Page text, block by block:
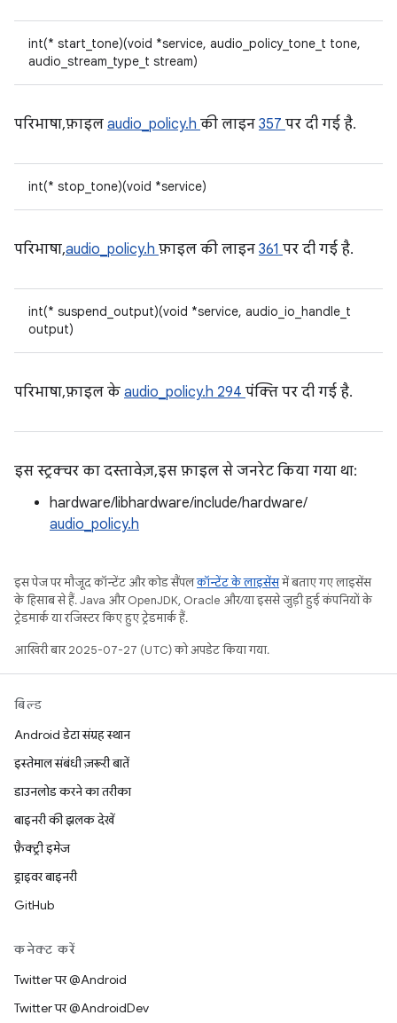
int(* start_tone)(void *service, audio_policy_tone_t tone,
audio_stream_type_t stream)
परिभाषा, फ़ाइल audio_policy.h की लाइन 357 पर दी गई है.
int(* stop_tone)(void *service)
परिभाषा,audio_policy.h फ़ाइल की लाइन 361 पर दी गई है.
int(* suspend_output)(void *service, audio_io_handle_t
output)
परिभाषा, फ़ाइल के audio_policy.h 294 पंक्ति पर दी गई है.
इस स्ट्रक्चर का दस्तावेज़, इस फ़ाइल से जनरेट किया गया था:
hardware/libhardware/include/hardware/
audio_policy.h
इस पेज पर मौजूद कॉन्टेंट और कोड सैंपलकॉन्टेंट के लाइसेंसमें बताए गए लाइसेंस
के हिसाब से हैं. Java और OpenJDK, Oracle और/या इससे जुड़ी हुई कंपनियों के
ट्रेडमार्क या रजिस्टर किए हुए ट्रेडमार्क हैं.
आखिरी बार 2025-07-27 (UTC) को अपडेट किया गया.
बिल्ड
Android डेटा संग्रह स्थान
इस्तेमाल संबंधी ज़रूरी बातें
डाउनलोड करने का तरीका
बाइनरी की झलक देखें
फ़ैक्ट्री इमेज
ड्राइवर बाइनरी
GitHub
कनेक्ट करें
Twitter पर @Android
Twitter पर @AndroidDev